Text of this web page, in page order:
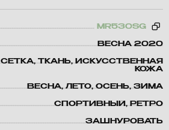
MR530SG
ВЕСНА 2020
СЕТКА, ТКАНЬ, ИСКУССТВЕННАЯ
КОЖА
ВЕСНА, ЛЕТО, ОСЕНЬ, ЗИМА
СПОРТИВНЫЙ, РЕТРО
ЗАШНУРОВАТЬ